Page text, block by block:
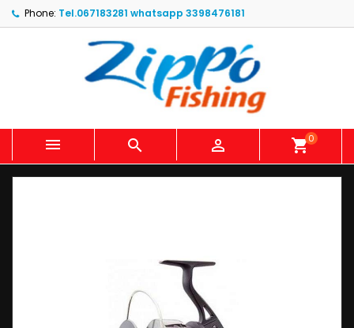
Phone: Tel.067183281 whatsapp 3398476181
   shopping_cart0